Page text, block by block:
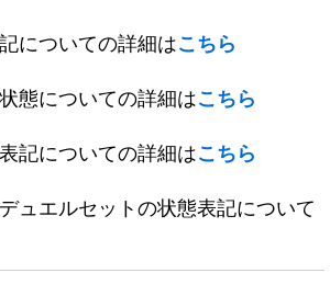
についての詳細はこちら
態についての詳細はこちら
記についての詳細はこちら
ュエルセットの状態表記について